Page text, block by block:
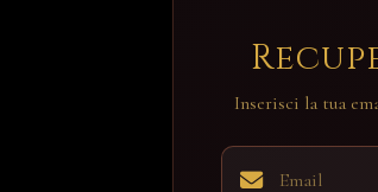
Inserisci la tua